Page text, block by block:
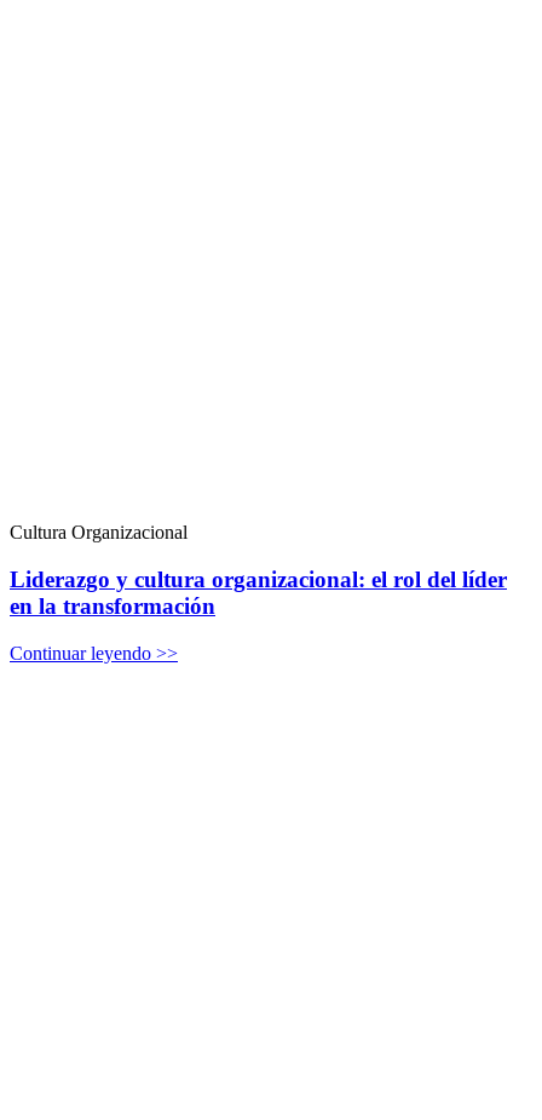
Cultura Organizacional
Liderazgo y cultura organizacional: el rol del líder
en la transformación
Continuar leyendo >>